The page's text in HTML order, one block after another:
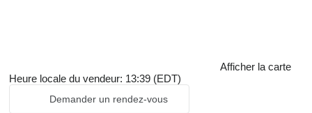
Afficher la carte
Heure locale du vendeur: 13:39 (EDT)
Demander un rendez-vous